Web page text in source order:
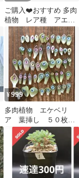
ご購入❤️おすすめ 多肉
植物 レア種 アエオ
ニウム 6苗6種 根土 名
前付き発送
¥999
多肉植物 エケベリ
ア 葉挿し ５０枚セ
ット ミックスベリア
入り